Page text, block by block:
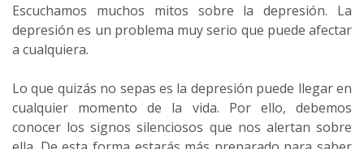
Escuchamos muchos mitos sobre la depresión. La
depresión es un problema muy serio que puede afectar
a cualquiera.
Lo que quizás no sepas es la depresión puede llegar en
cualquier momento de la vida. Por ello, debemos
conocer los signos silenciosos que nos alertan sobre